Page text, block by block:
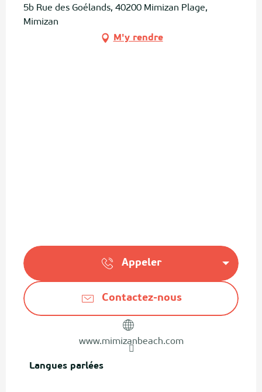
5b Rue des Goélands, 40200 Mimizan Plage,
Mimizan
M'y rendre
Appeler
Contactez-nous
www.mimizanbeach.com
Langues parlées
Langues parlées